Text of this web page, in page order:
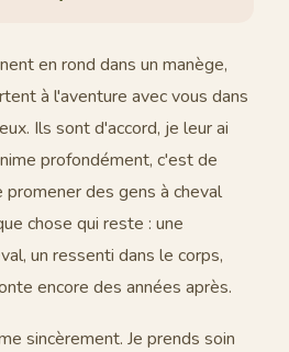
en rond dans un manège,
à l'aventure avec vous dans
Ils sont d'accord, je leur ai
profondément, c'est de
des gens à cheval
chose qui reste : une
un ressenti dans le corps,
encore des années après.
sincèrement. Je prends soin